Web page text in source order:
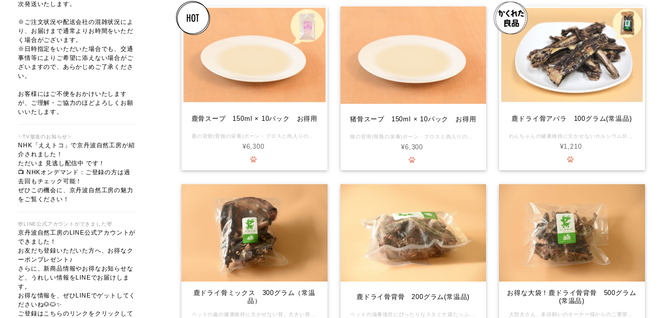
次発送いたします。
※ご注文状況や配送会社の混雑状況によ
り、お届けまで通常よりお時間をいただ
く場合がございます。
※日時指定をいただいた場合でも、交通
事情等によりご希望に添えない場合がご
ざいますので、あらかじめご了承くださ
い。
お客様にはご不便をおかけいたします
が、ご理解・ご協力のほどよろしくお願
いいたします。
✨TV放送のお知らせ✨
NHK「ええトコ」で京丹波自然工房が紹
介されました！
ただいま 見逃し配信中 です！
📺 NHKオンデマンド：ご登録の方は過
去回もチェック可能！
ぜひこの機会に、京丹波自然工房の魅力
をご覧ください！
🦌LINE公式アカウントができました🦌
京丹波自然工房のLINE公式アカウントが
できました！
お友だち登録いただいた方へ、お得なク
ーポンプレゼント♪
さらに、新商品情報やお得なお知らせな
ど、うれしい情報をLINEでお届けしま
す。
お得な情報を、ぜひLINEでゲットしてく
ださいね🐶🐱✨
ご登録はこちらのリンクをクリックして
鹿骨スープ 150ml × 10パック お得用
鹿の背骨(骨髄の栄養)ボーン・ブロスと肉入りのスープです。 スパウト容器なので開封後の(冷蔵)保存が可能。 ※骨、肉、骨についている髄を圧力鍋で炊いています。 丁寧に濾しているのですがいますが、 オリのようなものが混入している場合があります。 セットでお届けする10％Offのお得パック！ わたしたちの食卓に並ぶジビエ肉と同じ工房で、同じスタッフが、同じ個体から取り分けたお肉です。化学物質を摂るリスクがほぼゼロの環境で育った安心で安全なお肉が、ワンちゃんの生涯を守ります。 ■栄養成分表示(100gあたり) エネルギー:7Kcal たんぱく質:1.6g 脂質:0.1g未満 炭水化物:0.1g未満 食塩相当量:0.08g 灰分:0.1g 水分:98.3g
¥6,300
猪骨スープ 150ml × 10パック お得用
¥6,300
鹿ドライ骨アバラ 100グラム(常温品)
わんちゃんの健康維持に欠かせないカルシウム分をサプリメントで補っていませんか？食事を通して得るカルシウムにワンちゃんも大満足です。 鹿のアバラ骨は骨の中でも柔らかくささくれる心配なくあげられます。 ＊写真はイメージです(正確な内容量、部位を表すものではりません)。 獣毛が付着している場合があります。殺菌済みです。 有害駆除捕獲した鹿や猪の利活用を始めました。頂いた命の形を山に棄てない、山の土壌汚染を防ぐお手伝いもできます。森の命をより良く循環できればの想いをお届けします。 化学物質を摂るリスクがほぼゼロの環境で育った新鮮なお肉が、ワンちゃんの生涯を守ります。 ◆鹿骨は硬いのでわんちゃんによっては鹿骨をかじる事で歯が破折したり、摩耗する恐れがあります。永久歯に生え変わり間もない時、わんちゃんの性格が何でも勢いよく噛む子など色々なケースがあります。 オーナー様の判断、又かかりつけの獣医師さんにご相談の上でご購入をご検討ください。 また、具体的な与え方や頻度等は、事前にかかりつけの獣医師さんに相談していただき、異常があれば直ちに使用を中止して診察を受けていただくなど、取扱いには十分ご注意ください。本品は自然界のものですので、硬さや大きさについても一つずつ個体差があり、必ずしも一定の品質を保証するものではありません。 万一、本品によってお客様の動物の歯が欠けたり折れたりした場合、その他お客様に何らかの損害が発生した場合でも、当社は一切責任を負わないものとします。 本品をご購入されるお客様には、上記を理解してあらかじめご承認いただいたものとみなします。ご購入・ご使用の際にはくれぐれもご注意くださいますようお願いいたします。
¥1,210
鹿ドライ骨ミックス 300グラム（常温
品）
鹿ドライ骨背骨 200グラム(常温品)
お得な大袋！鹿ドライ骨背骨 500グラム
(常温品)